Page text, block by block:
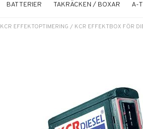
BATTERIER TAKRÄCKEN / BOXAR A-
KCR EFFEKTOPTIMERING / KCR EFFEKTBOX FÖR